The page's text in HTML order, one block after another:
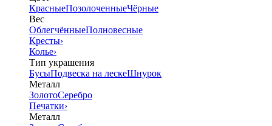
КрасныеПозолоченныеЧёрные
Вес
ОблегчённыеПолновесные
Кресты›
Колье›
Тип украшения
БусыПодвеска на лескеШнурок
Металл
ЗолотоСеребро
Печатки›
Металл